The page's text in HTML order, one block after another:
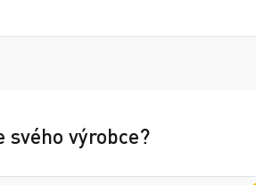
svého výrobce?